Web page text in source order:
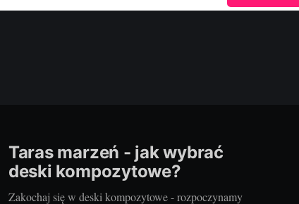
Taras marzeń - jak wybrać
deski kompozytowe?
Zakochaj się w deski kompozytowe - rozpoczynamy